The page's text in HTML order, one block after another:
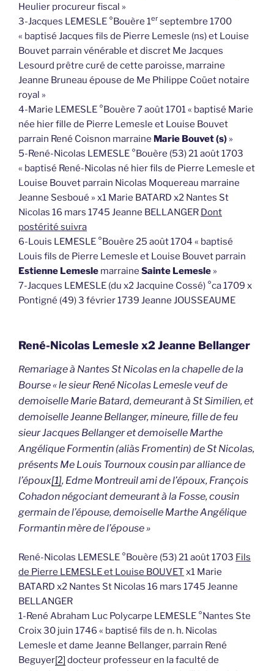
Heulier procureur fiscal »
3-Jacques LEMESLE °Bouère 1er septembre 1700
« baptisé Jacques fils de Pierre Lemesle (ns) et Louise
Bouvet parrain vénérable et discret Me Jacques
Lesourd prêtre curé de cette paroisse, marraine
Jeanne Bruneau épouse de Me Philippe Coüet notaire
royal »
4-Marie LEMESLE °Bouère 7 août 1701 « baptisé Marie
née hier fille de Pierre Lemesle et Louise Bouvet
parrain René Coisnon marraine Marie Bouvet (s) »
5-René-Nicolas LEMESLE °Bouère (53) 21 août 1703
« baptisé René-Nicolas né hier fils de Pierre Lemesle et
Louise Bouvet parrain Nicolas Moquereau marraine
Jeanne Sesboué » x1 Marie BATARD x2 Nantes St
Nicolas 16 mars 1745 Jeanne BELLANGER Dont
postérité suivra
6-Louis LEMESLE °Bouère 25 août 1704 « baptisé
Louis fils de Pierre Lemesle et Louise Bouvet parrain
Estienne Lemesle marraine Sainte Lemesle »
7-Jacques LEMESLE (du x2 Jacquine Cossé) °ca 1709 x
Pontigné (49) 3 février 1739 Jeanne JOUSSEAUME
René-Nicolas Lemesle x2 Jeanne Bellanger
Remariage à Nantes St Nicolas en la chapelle de la
Bourse « le sieur René Nicolas Lemesle veuf de
demoiselle Marie Batard, demeurant à St Similien, et
demoiselle Jeanne Bellanger, mineure, fille de feu
sieur Jacques Bellanger et demoiselle Marthe
Angélique Formentin (aliàs Fromentin) de St Nicolas,
présents Me Louis Tournoux cousin par alliance de
l’époux[1], Edme Montreuil ami de l’époux, François
Cohadon négociant demeurant à la Fosse, cousin
germain de l’épouse, demoiselle Marthe Angélique
Formantin mère de l’épouse »
René-Nicolas LEMESLE °Bouère (53) 21 août 1703 Fils
de Pierre LEMESLE et Louise BOUVET x1 Marie
BATARD x2 Nantes St Nicolas 16 mars 1745 Jeanne
BELLANGER
1-René Abraham Luc Polycarpe LEMESLE °Nantes Ste
Croix 30 juin 1746 « baptisé fils de n. h. Nicolas
Lemesle et dame Jeanne Bellanger, parrain René
Beguyer[2] docteur professeur en la faculté de